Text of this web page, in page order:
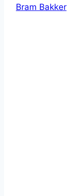
Bram Bakker